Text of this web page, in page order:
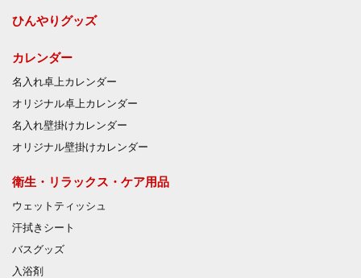
ひんやりグッズ
カレンダー
名入れ卓上カレンダー
オリジナル卓上カレンダー
名入れ壁掛けカレンダー
オリジナル壁掛けカレンダー
衛生・リラックス・ケア用品
ウェットティッシュ
汗拭きシート
バスグッズ
入浴剤